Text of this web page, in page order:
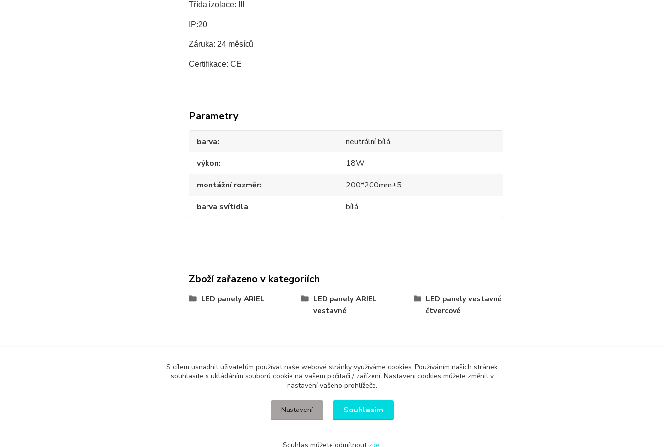
Třída izolace: III
IP:20
Záruka: 24 měsíců
Certifikace: CE
Parametry
barva
neutrální bílá
výkon
18W
montážní rozměr
200*200mm±5
barva svítidla
bílá
Zboží zařazeno v kategoriích
LED panely ARIEL
LED panely ARIEL
vestavné
LED panely vestavné
čtvercové
Evidence Tržeb
Podle zákona o evidenci tržeb je prodávající povinen vystavit kupujícímu účtenku. Zároveň je povinen zaevidovat přijatou tržbu u správce daně online; v případě technického výpadku pak nejpozději do 48 hodin
S cílem usnadnit uživatelům používat naše webové stránky využíváme cookies. Používáním našich stránek
souhlasíte s ukládáním souborů cookie na vašem počítači / zařízení. Nastavení cookies můžete změnit v
nastavení vašeho prohlížeče.
Nastavení Souhlasím
Souhlas můžete odmítnout zde.